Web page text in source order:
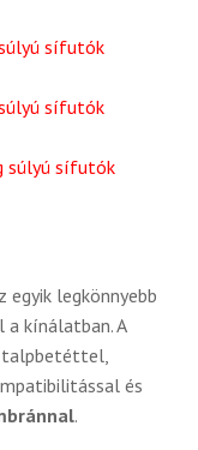
sífutók
sífutók
súlyú sífutók
egyik legkönnyebb
kínálatban. A
és
.